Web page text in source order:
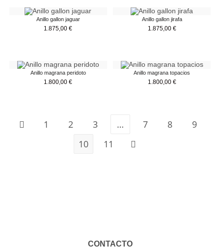
Anillo gallon jaguar
1.875,00€
Anillo gallon jirafa
1.875,00 €
Anillo magrana peridoto
1.800,00€
Anillo magrana topacios
1.800,00 €
1 2 3 … 7 8
9
10
11
CONTACTO